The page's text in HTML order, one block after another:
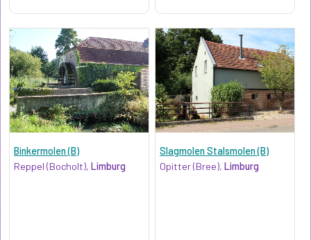
Binkermolen (B)
Reppel (Bocholt), Limburg
Slagmolen Stalsmolen (B)
Opitter (Bree),Limburg